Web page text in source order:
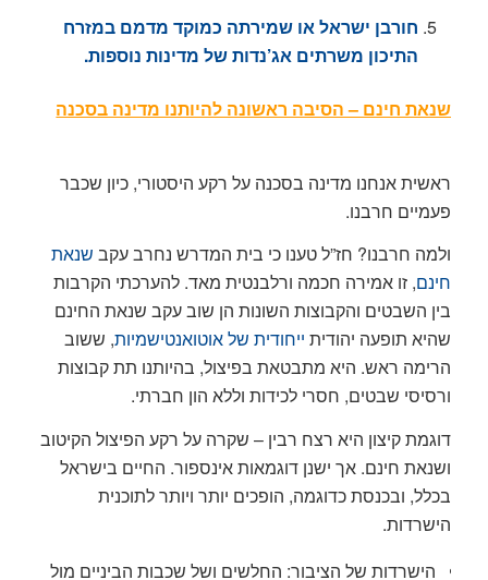
חורבן ישראל או שמירתה כמוקד מדמם במזרח
התיכון משרתים אג’נדות של מדינות נוספות.
שנאת חינם – הסיבה ראשונה להיותנו מדינה בסכנה
ראשית אנחנו מדינה בסכנה על רקע היסטורי, כיון שכבר
פעמיים חרבנו.
ולמה חרבנו? חז”ל טענו כי בית המדרש נחרב עקב שנאת
חינם, זו אמירה חכמה ורלבנטית מאד. להערכתי הקרבות
בין השבטים והקבוצות השונות הן שוב עקב שנאת החינם
שהיא תופעה יהודית ייחודית של אוטואנטישמיות, ששוב
הרימה ראש. היא מתבטאת בפיצול, בהיותנו תת קבוצות
ורסיסי שבטים, חסרי לכידות וללא הון חברתי.
דוגמת קיצון היא רצח רבין – שקרה על רקע הפיצול הקיטוב
ושנאת חינם. אך ישנן דוגמאות אינספור. החיים בישראל
בכלל, ובכנסת כדוגמה, הופכים יותר ויותר לתוכנית
הישרדות.
הישרדות של הציבור: החלשים ושל שכבות הביניים מול